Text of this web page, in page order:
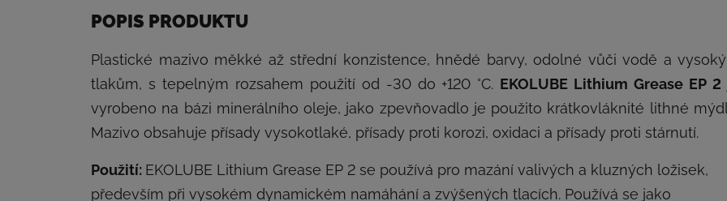
POPIS PRODUKTU
Plastické mazivo měkké až střední konzistence, hnědé barvy, odolné vůči vodě a
tlakům, s tepelným rozsahem použití od -30 do +120 °C. EKOLUBE Lithium Grease EP 2
vyrobeno na bázi minerálního oleje, jako zpevňovadlo je použito krátkovláknité lithné
Mazivo obsahuje přísady vysokotlaké, přísady proti korozi, oxidaci a přísady proti stárnutí.
Použití: EKOLUBE Lithium Grease EP 2 se používá pro mazání valivých a kluzných ložisek,
především při vysokém dynamickém namáhání a zvýšených tlacích. Používá se jako